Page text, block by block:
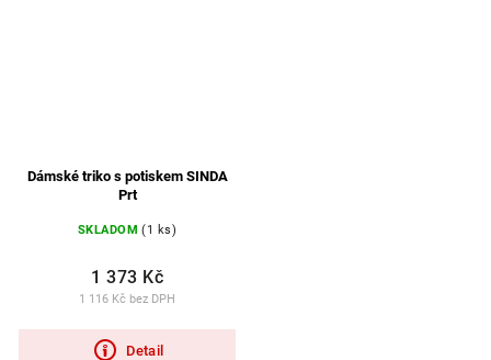
Dámské triko s potiskem SINDA
Prt
SKLADOM (1 ks)
1 116 Kč bez DPH
1 373 Kč
Detail